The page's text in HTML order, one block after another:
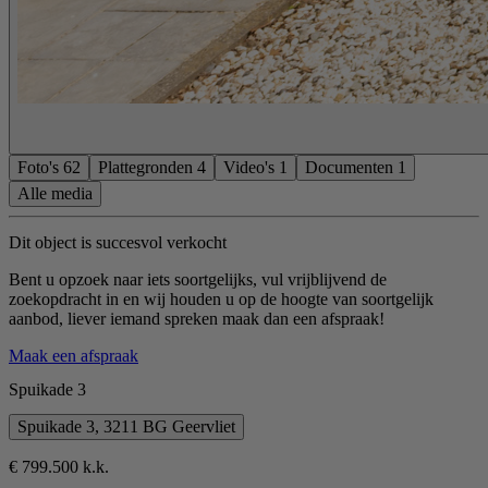
Foto's 62 Plattegronden 4 Video's 1 Documenten 1
Alle media
Dit object is succesvol verkocht
Bent u opzoek naar iets soortgelijks, vul vrijblijvend de
zoekopdracht in en wij houden u op de hoogte van soortgelijk
aanbod, liever iemand spreken maak dan een afspraak!
Maak een afspraak
Spuikade 3
Spuikade 3, 3211 BG Geervliet
€ 799.500 k.k.